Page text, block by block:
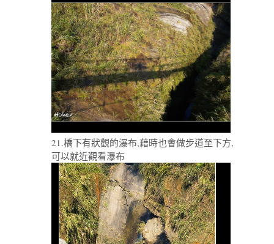
21.橋下有狀觀的瀑布,藉時也會做步道至下方,
可以就近觀看瀑布